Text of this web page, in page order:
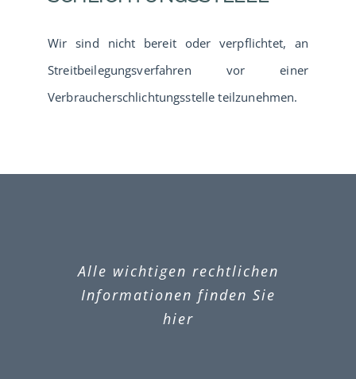
Wir sind nicht bereit oder verpflichtet, an
Streitbeilegungsverfahren vor einer
Verbraucherschlichtungsstelle teilzunehmen.
Alle wichtigen rechtlichen
Informationen finden Sie
hier